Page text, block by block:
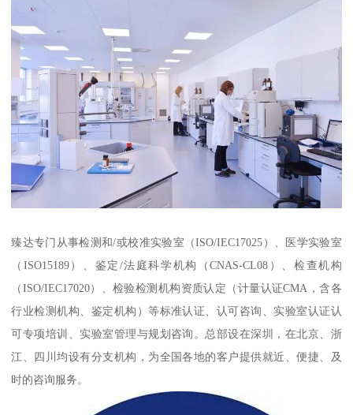
臻达专门从事检测和/或校准实验室（ISO/IEC17025）、医学实验室
（ISO15189）、鉴定/法庭科学机构（CNAS-CL08）、检查机构
（ISO/IEC17020）、检验检测机构资质认定（计量认证CMA，含各
行业检测机构、鉴定机构）等标准认证、认可咨询、实验室认证认
可专项培训、实验室管理与规划咨询。总部设在深圳，在北京、浙
江、四川均设有分支机构，为全国各地的客户提供就近、便捷、及
时的咨询服务。